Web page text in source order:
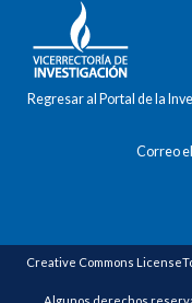
Regresar al Portal de la
Correo
Creative Commons